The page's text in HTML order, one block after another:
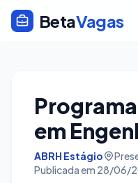
BetaVagas
em
ABRH Estágio
Publicada em 28/06/